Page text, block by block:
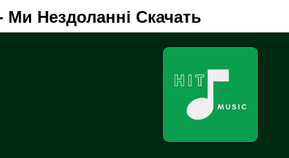
Ми Нездоланні Скачать